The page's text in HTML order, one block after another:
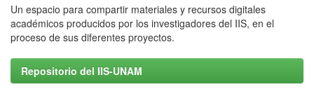
Un espacio para compartir materiales y recursos digitales
académicos producidos por los investigadores del IIS, en el
proceso de sus diferentes proyectos.
Repositorio del IIS-UNAM